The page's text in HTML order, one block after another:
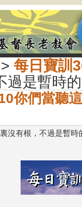
>每日寶訓
過是暫時的
你們當聽
沒有根，不過是暫時